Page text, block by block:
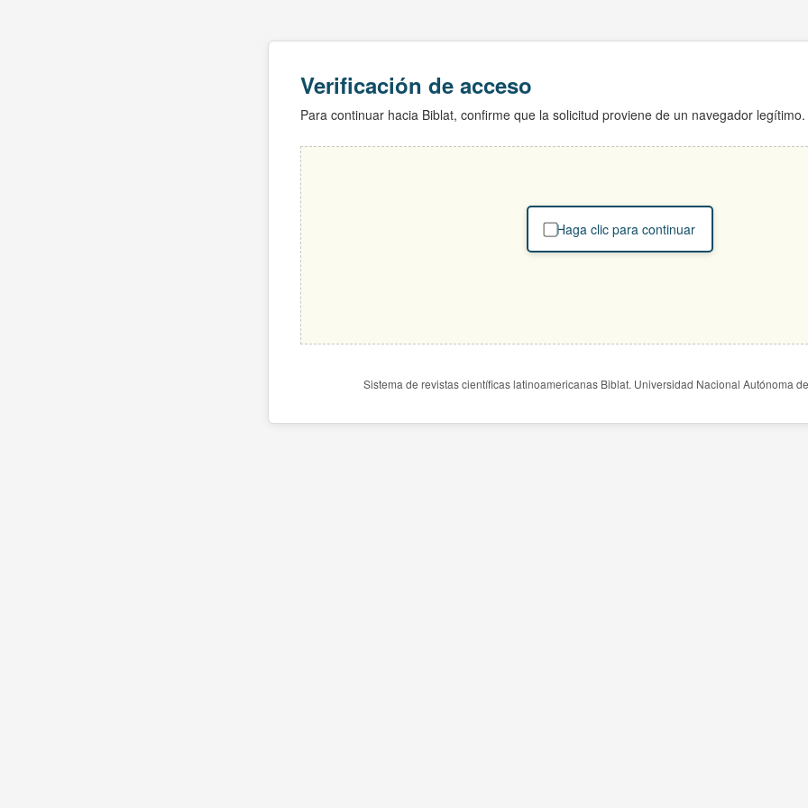
Verificación de acceso
Para continuar hacia Biblat, confirme que la solicitud proviene de un navegador legítimo.
Haga clic para continuar
Sistema de revistas científicas latinoamericanas Biblat. Universidad Nacional Autónoma